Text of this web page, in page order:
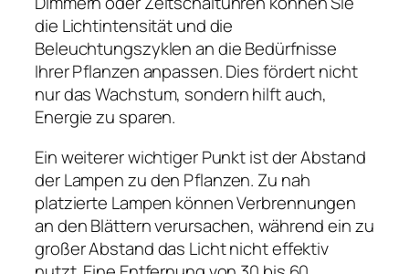
die Lichtintensität und die
Beleuchtungszyklen an die Bedürfnisse
Ihrer Pflanzen anpassen. Dies fördert nicht
nur das Wachstum, sondern hilft auch,
Energie zu sparen.
Ein weiterer wichtiger Punkt ist der Abstand
der Lampen zu den Pflanzen. Zu nah
platzierte Lampen können Verbrennungen
an den Blättern verursachen, während ein zu
großer Abstand das Licht nicht effektiv